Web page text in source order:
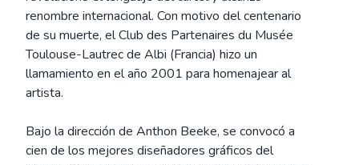
renombre internacional. Con motivo del centenario
de su muerte, el Club des Partenaires du Musée
Toulouse-Lautrec de Albi (Francia) hizo un
llamamiento en el año 2001 para homenajear al
artista.
Bajo la dirección de Anthon Beeke, se convocó a
cien de los mejores diseñadores gráficos del